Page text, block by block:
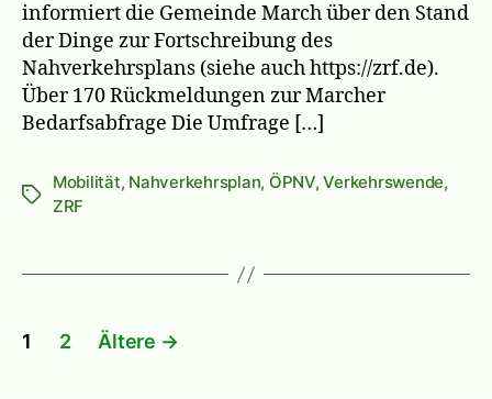
informiert die Gemeinde March über den Stand
der Dinge zur Fortschreibung des
Nahverkehrsplans (siehe auch https://zrf.de).
Über 170 Rückmeldungen zur Marcher
Bedarfsabfrage Die Umfrage […]
Schlagwörter
Mobilität, Nahverkehrsplan, ÖPNV,Verkehrswende,
ZRF
Seitennummerierung
1 2 Ältere →